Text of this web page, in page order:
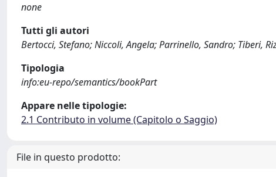
none
Tutti gli autori
Bertocci, Stefano; Niccoli, Angela; Parrinello, Sandro; Tiberi,
Tipologia
info:eu-repo/semantics/bookPart
Appare nelle tipologie:
2.1 Contributo in volume (Capitolo o Saggio)
File in questo prodotto: